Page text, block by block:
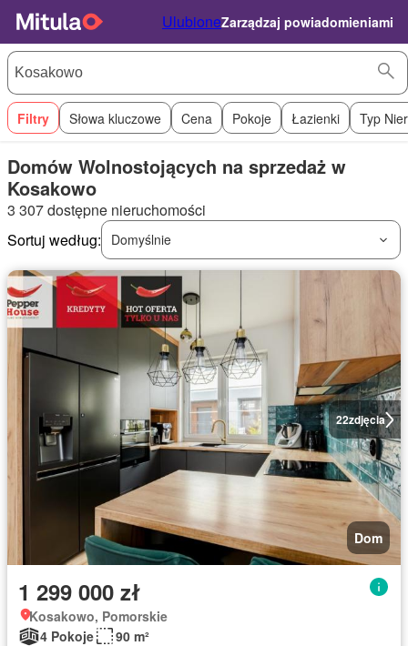
UlubioneZarządzaj powiadomieniami
Filtry Słowa kluczowe Cena Pokoje Łazienki Typ
Domów Wolnostojących na sprzedaż w
Kosakowo
3 307 dostępne nieruchomości
Sortuj według:
Domyślnie
22zdjęcia
Dom
1 299 000 zł
Kosakowo, Pomorskie
4 Pokoje
90 m²